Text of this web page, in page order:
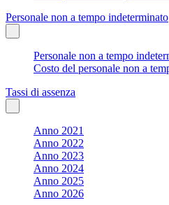
Personale non a tempo indeterminato
Personale non a tempo
Costo del personale non a
Tassi di assenza
Anno 2021
Anno 2022
Anno 2023
Anno 2024
Anno 2025
Anno 2026